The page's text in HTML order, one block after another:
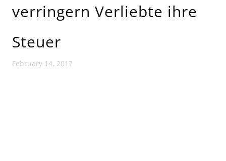
verringern Verliebte ihre
Steuer
February 14, 2017